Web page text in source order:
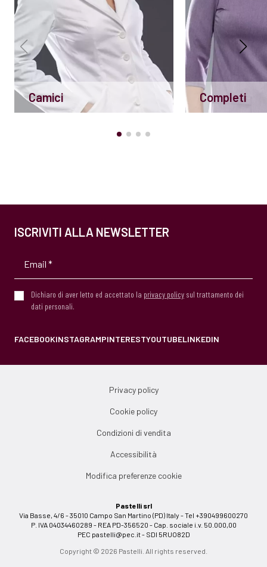
Camici Completi
ISCRIVITI ALLA NEWSLETTER
Dichiaro di aver letto ed accettato la privacy policy sul trattamento dei
dati personali.
FACEBOOKINSTAGRAMPINTERESTYOUTUBELINKEDIN
Privacy policy
Cookie policy
Condizioni di vendita
Accessibilità
Modifica preferenze cookie
Pastelli srl
Via Basse, 4/6 - 35010 Campo San Martino (PD) Italy - Tel +390499600270
P. IVA 04034460289 - REA PD-356520 - Cap. sociale i.v. 50.000,00
PEC pastelli@pec.it- SDI 5RUO82D
Copyright © 2026 Pastelli. All rights reserved.